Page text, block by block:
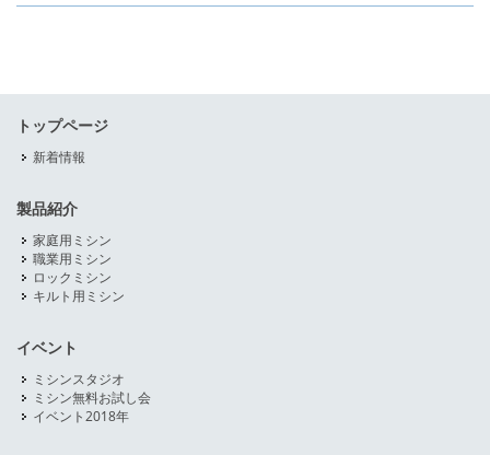
トップページ
新着情報
製品紹介
家庭用ミシン
職業用ミシン
ロックミシン
キルト用ミシン
イベント
ミシンスタジオ
ミシン無料お試し会
イベント2018年